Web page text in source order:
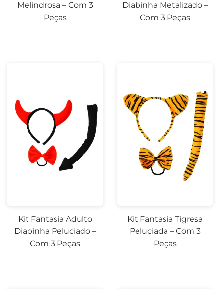
Melindrosa – Com 3
Peças
Diabinha Metalizado –
Com 3 Peças
Kit Fantasia Adulto
Diabinha Peluciado –
Com 3 Peças
Kit Fantasia Tigresa
Peluciada – Com 3
Peças